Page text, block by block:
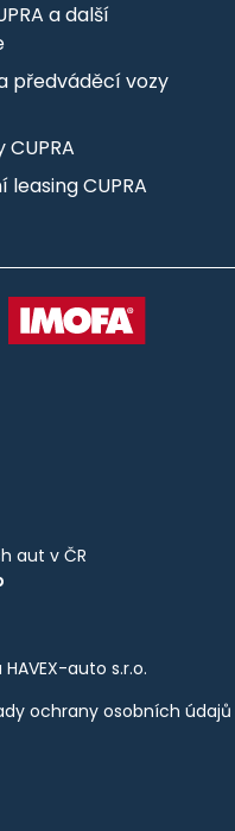
a další
předváděcí vozy
CUPRA
aut v ČR
auto s.r.o.
ochrany osobních údajů